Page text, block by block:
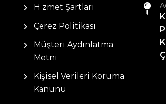
Hizmet Şartları
Çerez Politikası
Müşteri Aydınlatma
Metni
Kişisel Verileri Koruma
Kanunu